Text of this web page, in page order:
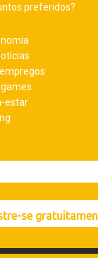
preferidos?
estar
se